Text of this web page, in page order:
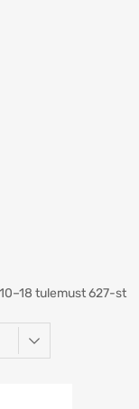
tulemust 627-st